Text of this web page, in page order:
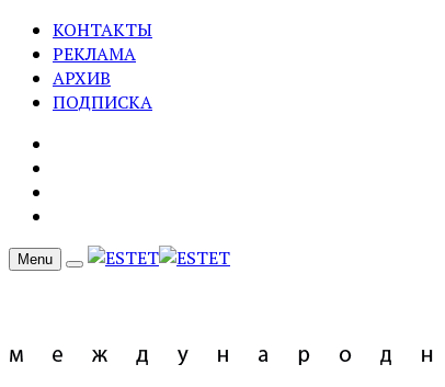
КОНТАКТЫ
РЕКЛАМА
АРХИВ
ПОДПИСКА
Menu